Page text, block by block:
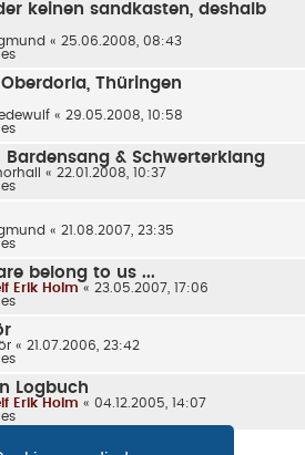
keinen sandkasten, deshalb
« 25.06.2008, 08:43
Thüringen
« 29.05.2008, 10:58
& Schwerterklang
« 22.01.2008, 10:37
« 21.08.2007, 23:35
belong to us ...
Erik Holm « 23.05.2007, 17:06
« 21.07.2006, 23:42
Logbuch
Erik Holm « 04.12.2005, 14:07